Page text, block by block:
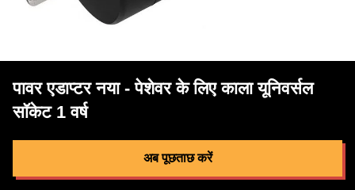
पावर एडाप्टर नया - पेशेवर के लिए काला यूनिवर्सल
सॉकेट 1 वर्ष
अब पूछताछ करें